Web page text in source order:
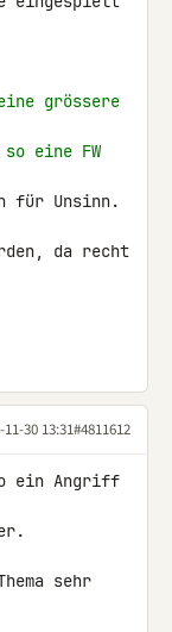
grössere
eine FW
für Unsinn.
da recht
11-30 13:31#4811612
ein Angriff
sehr